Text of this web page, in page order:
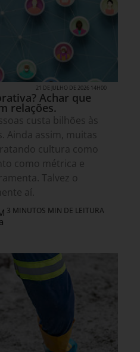
21 DE JULHO DE 2026 14H00
Achar que
relações.
custa bilhões às
Ainda assim, muitas
cultura como
como métrica e
Talvez o
aí.
3 MINUTOS MIN DE LEITURA